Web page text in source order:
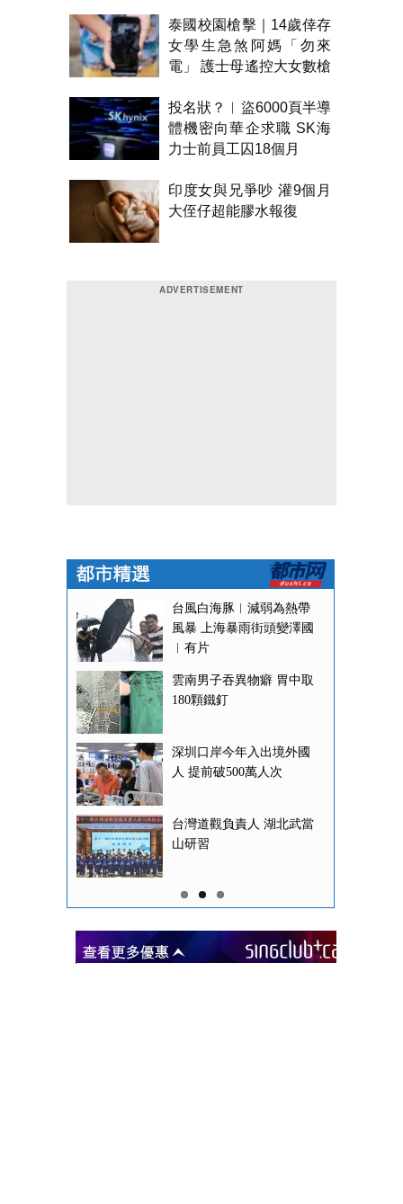
泰國校園槍擊｜14歲倖存
女學生急煞阿媽「勿來
電」 護士母遙控大女數槍
投名狀？︱盜6000頁半導
體機密向華企求職 SK海
力士前員工囚18個月
印度女與兄爭吵 灌9個月
大侄仔超能膠水報復